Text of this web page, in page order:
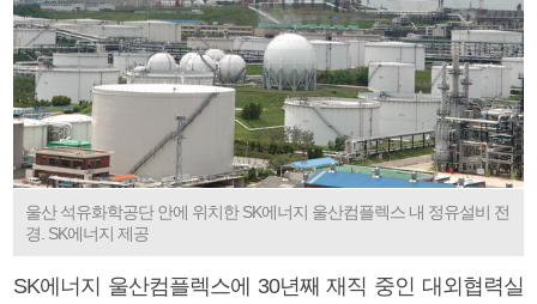
울산 석유화학공단 안에 위치한 SK에너지 울산컴플렉스 내 정유설비 전
경. SK에너지 제공
SK에너지 울산컴플렉스에 30년째 재직 중인 대외협력실